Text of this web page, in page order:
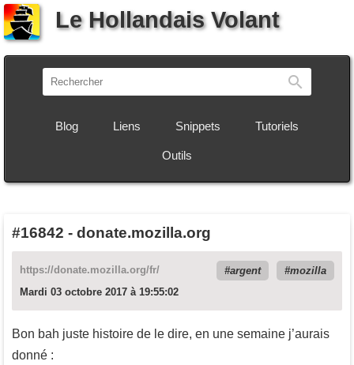
Le Hollandais Volant
Blog Liens Snippets Tutoriels
Outils
#16842 - donate.mozilla.org
https://donate.mozilla.org/fr/ argent
mozilla
Mardi 03 octobre 2017 à 19:55:02
Bon bah juste histoire de le dire, en une semaine j’aurais
donné :